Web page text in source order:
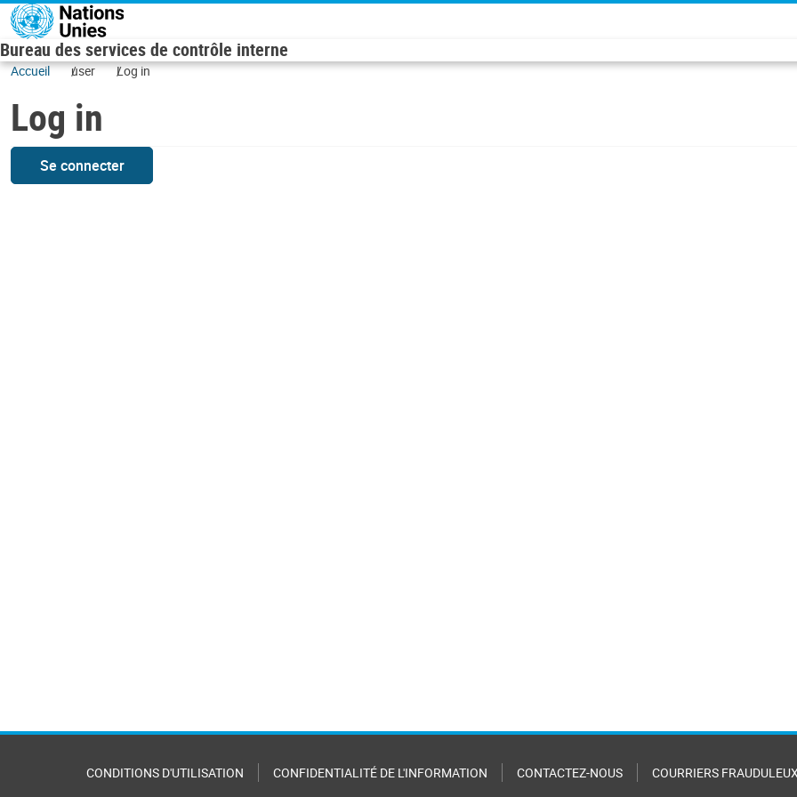
Skip to main content
Bureau des services de contrôle interne
Accueil user Log in
Log in
Se connecter
CONDITIONS D'UTILISATION CONFIDENTIALITÉ DE L'INFORMATION CONTACTEZ-NOUS COURRIERS